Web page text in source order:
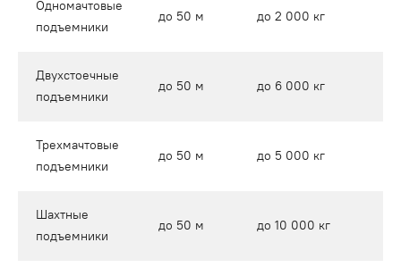
Одномачтовые
подъемники
до 50 м до 2 000 кг
Двухстоечные
подъемники
до 50 м до 6 000 кг
Трехмачтовые
подъемники
до 50 м до 5 000 кг
Шахтные
подъемники
до 50 м до 10 000 кг